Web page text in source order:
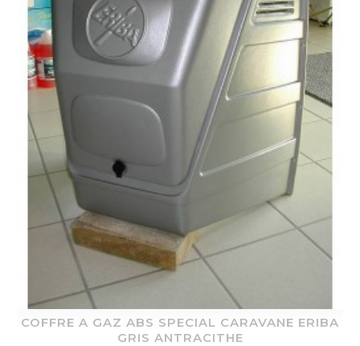
COFFRE A GAZ ABS SPECIAL CARAVANE ERIBA
GRIS ANTRACITHE